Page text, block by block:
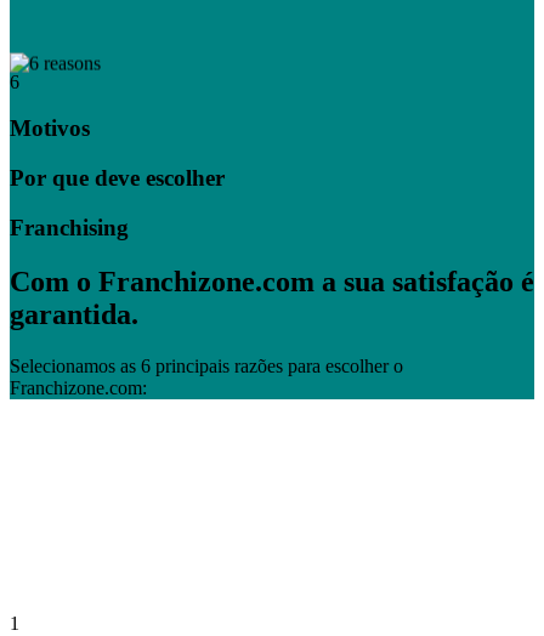
6
Motivos
Por que deve escolher
Franchising
Com o Franchizone.com a sua satisfação é
garantida.
Selecionamos as 6 principais razões para escolher o
Franchizone.com:
1